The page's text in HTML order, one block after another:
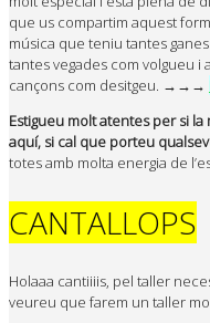
que us compartim aquest
música que teniu tantes
tantes vegades com volgueu
cançons com desitgeu. →→→
Estigueu molt atentes per si
aquí, si cal que porteu
totes amb molta energia de
CANTALLOPS
Holaaa cantiiiis, pel taller
veureu que farem un taller